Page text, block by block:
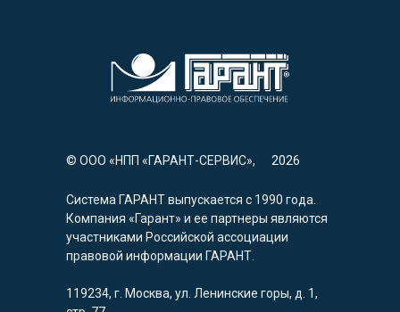
© ООО «НПП «ГАРАНТ-СЕРВИС»,
Система ГАРАНТ выпускается с 1990 года.
Компания «Гарант» и ее партнеры являются
участниками Российской ассоциации
правовой информации ГАРАНТ.
119234, г. Москва, ул. Ленинские горы, д. 1,
2026